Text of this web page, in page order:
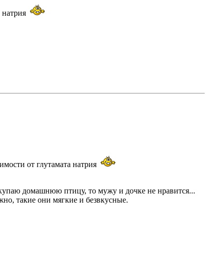
от глутамата натрия
домашнюю птицу, то мужу и дочке не нравится...
такие они мягкие и безвкусные.